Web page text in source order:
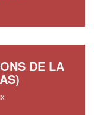
DE LA